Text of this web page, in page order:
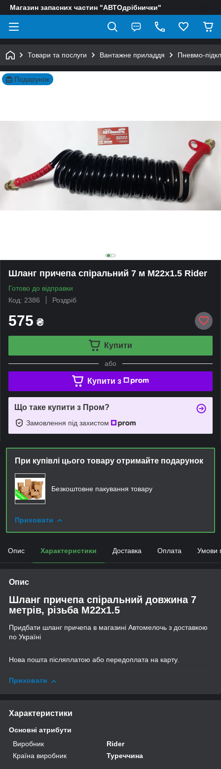
Магазин запасних частин "АВТОдрібнички"
Товари та послуги Вантажне приладдя Пневмо-
Подарунок
Шланг причепа спіральний 7 м М22x1.5 Rider
Готово до відправки
Код: 2386
Роздріб
575 ₴
Купити
або
Купити з
Що таке купити з Пром?
Замовлення під захистом
При купівлі цього товару отримайте подарунок
Безкоштовне пакування товару
Приховати
Опис Характеристики Доставка Оплата Умови
Опис
Шланг причепа спіральний довжина 7
метрів, різьба М22x1.5
Придбати шланг причепа в магазині Автомелочь з доставкою
по Україні
Нова пошта післяплатою або передоплата на карту.
Приховати
Характеристики
Основні атрибути
Виробник
Rider
Країна виробник
Туреччина